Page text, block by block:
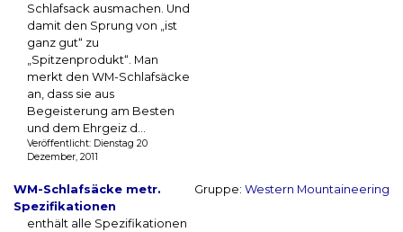
Schlafsack ausmachen. Und
damit den Sprung von „ist
ganz gut“ zu
„Spitzenprodukt“. Man
merkt den WM-Schlafsäcke
an, dass sie aus
Begeisterung am Besten
und dem Ehrgeiz d...
Veröffentlicht: Dienstag 20
Dezember, 2011
WM-Schlafsäcke metr.
Spezifikationen
Gruppe: Western Mountaineering
enthält alle Spezifikationen